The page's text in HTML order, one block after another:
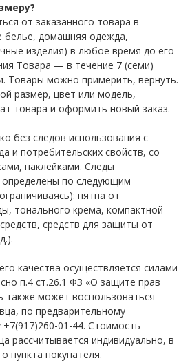
от заказанного товара в
белье, домашняя одежда,
изделия) в любое время до его
Товара — в течение 7 (семи)
Товары можно примерить, вернуть.
размер, цвет или модель,
товара и оформить новый заказ.
без следов использования с
и потребительских свойств, со
наклейками. Следы
по следующим
пятна от
тонального крема, компактной
средств для защиты от
качества осуществляется силами
п.4 ст.26.1 ФЗ «О защите прав
также может воспользоваться
по предварительному
01-44. Стоимость
рассчитывается индивидуально, в
пункта покупателя.